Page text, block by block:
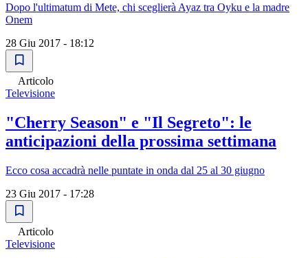
Dopo l'ultimatum di Mete, chi sceglierà Ayaz tra Oyku e la madre
Onem
28 Giu 2017 - 18:12
Articolo
Televisione
"Cherry Season" e "Il Segreto": le
anticipazioni della prossima settimana
Ecco cosa accadrà nelle puntate in onda dal 25 al 30 giugno
23 Giu 2017 - 17:28
Articolo
Televisione